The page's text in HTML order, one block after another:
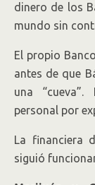
dinero de los
mundo sin
El propio
antes de que
una
personal por
La financiera
siguió